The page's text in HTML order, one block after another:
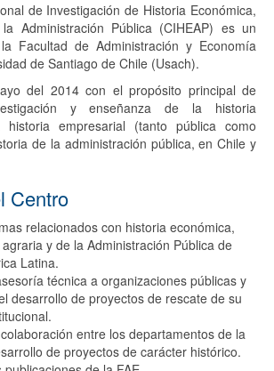
de Investigación de Historia Económica,
Administración Pública (CIHEAP) es un
Facultad de Administración y Economía
de Santiago de Chile (Usach).
del 2014 con el propósito principal de
y enseñanza de la historia
empresarial (tanto pública como
de la administración pública, en Chile y
Centro
relacionados con historia económica,
y de la Administración Pública de
Latina.
técnica a organizaciones públicas y
desarrollo de proyectos de rescate de su
entre los departamentos de la
de proyectos de carácter histórico.